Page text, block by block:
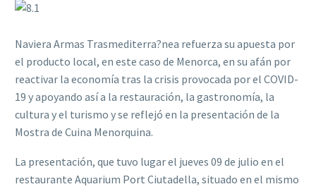
Naviera Armas Trasmediterra?nea refuerza su apuesta por
el producto local, en este caso de Menorca, en su afán por
reactivar la economía tras la crisis provocada por el COVID-
19 y apoyando así a la restauración, la gastronomía, la
cultura y el turismo y se reflejó en la presentación de la
Mostra de Cuina Menorquina.
La presentación, que tuvo lugar el jueves 09 de julio en el
restaurante Aquarium Port Ciutadella, situado en el mismo